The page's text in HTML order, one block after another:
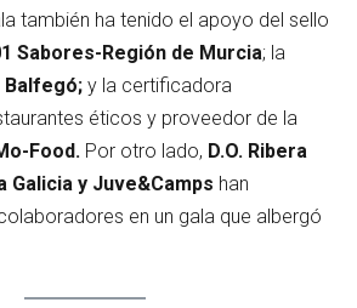
también ha tenido el apoyo del sello
Sabores-Región de Murcia; la
Balfegó; y la certificadora
éticos y proveedor de la
Food. Por otro lado, D.O. Ribera
Galicia y Juve&Camps han
en un gala que albergó